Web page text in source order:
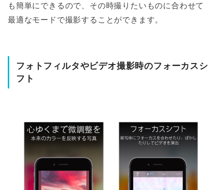
も簡単にできるので、その時撮りたいものに合わせて
最適なモードで撮影することができます。
フォトフィルタやビデオ撮影時のフォーカスシ
フト